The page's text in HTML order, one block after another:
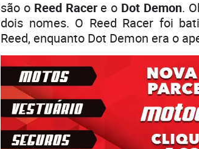
são o Reed Racere o Dot Demon.
dois nomes. O Reed Racer foi
Reed, enquanto Dot Demon era o